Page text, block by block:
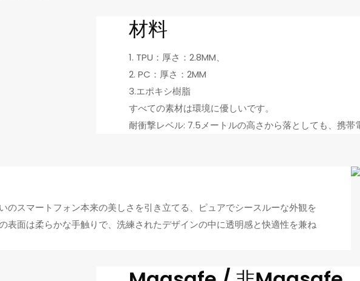
材料
1. TPU：厚さ：2.8MM、
2. PC：厚さ：2MM
3.エポキシ樹脂
すべての素材は環境に優しいです。
耐衝撃レベル: 7.5メートルの高さから落としても、携帯
のスマートフォン本来の美しさを引き立てる、ピュアでシースルーな外観を
表面は柔らかな手触りで、洗練されたデザインの中に透明感と快適性を兼ね